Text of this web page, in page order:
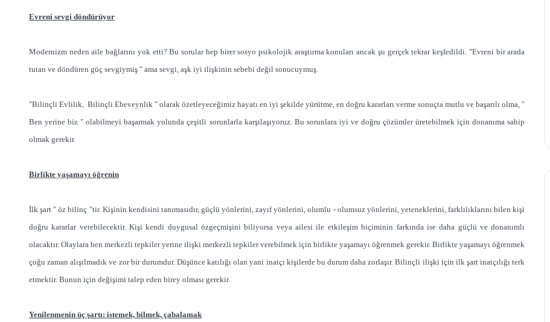
Evreni sevgi döndürüyor
Modernizm neden aile bağlarını yok etti? Bu sorular hep birer sosyo psikolojik araştırma konuları ancak şu gerçek tekrar keşfedildi. "Evreni bir arada
tutan ve döndüren güç sevgiymiş " ama sevgi, aşk iyi ilişkinin sebebi değil sonucuymuş.
"Bilinçli Evlilik, Bilinçli Ebeveynlik " olarak özetleyeceğimiz hayatı en iyi şekilde yürütme, en doğru kararları verme sonuçta mutlu ve başarılı olma, "
Ben yerine biz " olabilmeyi başarmak yolunda çeşitli sorunlarla karşılaşıyoruz. Bu sorunlara iyi ve doğru çözümler üretebilmek için donanıma sahip
olmak gerekir.
Birlikte yaşamayı öğrenin
İlk şart " öz bilinç "tir. Kişinin kendisini tanımasıdır, güçlü yönlerini, zayıf yönlerini, olumlu - olumsuz yönlerini, yeteneklerini, farklılıklarını bilen kişi
doğru kararlar verebilecektir. Kişi kendi duygusal özgeçmişini biliyorsa veya ailesi ile etkileşim biçiminin farkında ise daha güçlü ve donanımlı
olacaktır. Olaylara ben merkezli tepkiler yerine ilişki merkezli tepkiler verebilmek için birlikte yaşamayı öğrenmek gerekir. Birlikte yaşamayı öğrenmek
çoğu zaman alışılmadık ve zor bir durumdur. Düşünce katılığı olan yani inatçı kişilerde bu durum daha zorlaşır. Bilinçli ilişki için ilk şart inatçılığı terk
etmektir. Bunun için değişimi talep eden birey olması gerekir.
Yenilenmenin üç şartı: istemek, bilmek, çabalamak